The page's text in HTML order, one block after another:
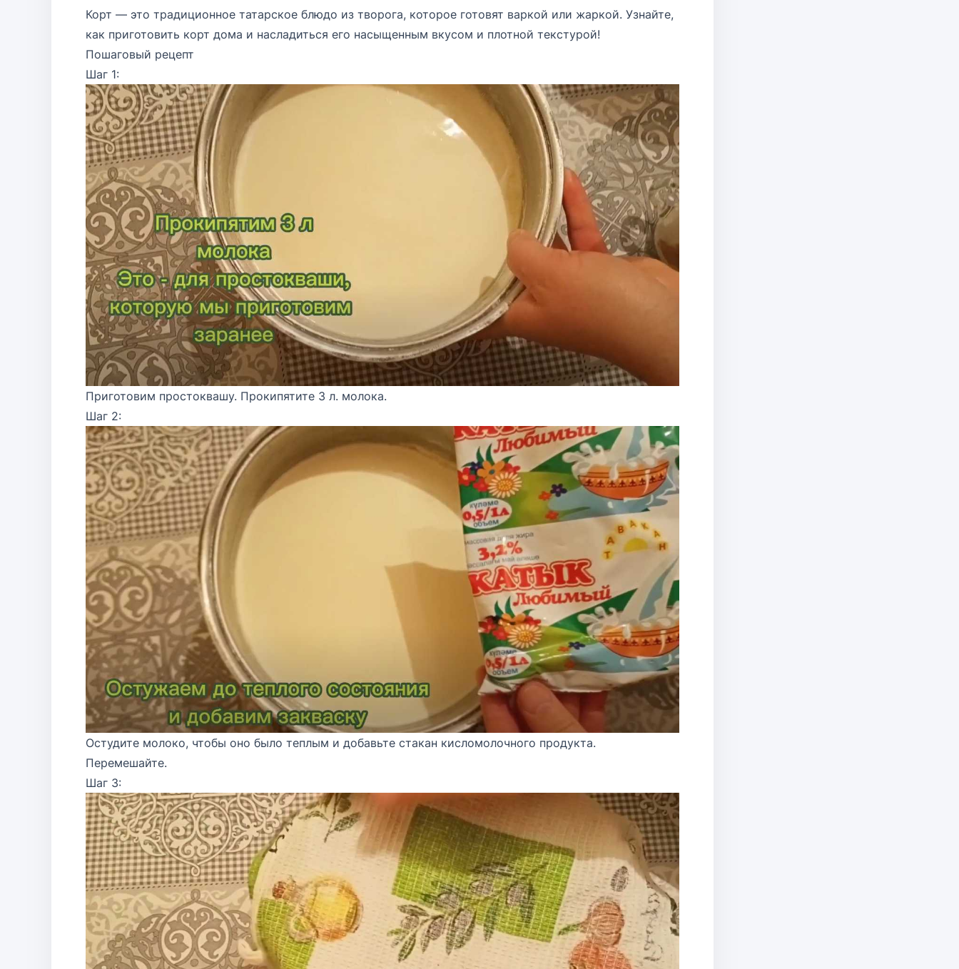
Корт — это традиционное татарское блюдо из творога, которое готовят варкой или жаркой. Узнайте,
как приготовить корт дома и насладиться его насыщенным вкусом и плотной текстурой!
Пошаговый рецепт
Шаг 1:
Приготовим простоквашу. Прокипятите 3 л. молока.
Шаг 2:
Остудите молоко, чтобы оно было теплым и добавьте стакан кисломолочного продукта.
Перемешайте.
Шаг 3: